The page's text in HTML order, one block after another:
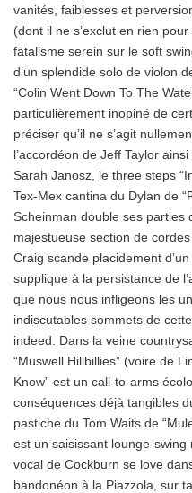
vanités, faiblesses et
(dont il ne s’exclut en rien
fatalisme serein sur le soft
d’un splendide solo de violon
“Colin Went Down To The
particulièrement inopiné de
préciser qu’il ne s’agit
l’accordéon de Jeff Taylor
Sarah Janosz, le three steps
Tex-Mex cantina du Dylan de
Scheinman double ses parties
majestueuse section de
Craig scande placidement
supplique à la persistance de
que nous nous infligeons les
indiscutables sommets de
indeed. Dans la veine
“Muswell Hillbillies” (voire de
Know” est un call-to-arms
conséquences déjà tangibles
pastiche du Tom Waits de
est un saisissant lounge-
vocal de Cockburn se love
bandonéon à la Piazzola, sur